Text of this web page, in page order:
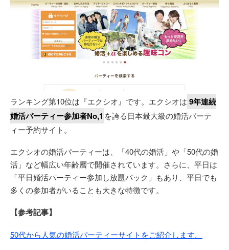
ランキング第10位は『エクシオ』です。エクシオは 9年連続
婚活パーティー参加者No,1 を誇る日本最大級の婚活パーテ
ィー予約サイト。
エクシオの婚活パーティーは、「40代の婚活」や「50代の婚
活」など幅広い年齢層で開催されています。さらに、平日は
「平日婚活パーティー参加し放題パック」もあり、平日でも
多くの参加者がいることも大きな特徴です。
【参考記事】
50代から人気の婚活パーティーサイトをご紹介します。